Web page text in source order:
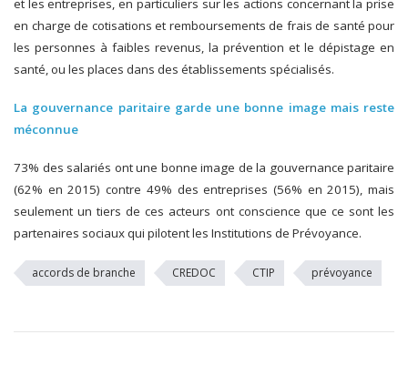
et les entreprises, en particuliers sur les actions concernant la prise
en charge de cotisations et remboursements de frais de santé pour
les personnes à faibles revenus, la prévention et le dépistage en
santé, ou les places dans des établissements spécialisés.
La gouvernance paritaire garde une bonne image mais reste
méconnue
73% des salariés ont une bonne image de la gouvernance paritaire
(62% en 2015) contre 49% des entreprises (56% en 2015), mais
seulement un tiers de ces acteurs ont conscience que ce sont les
partenaires sociaux qui pilotent les Institutions de Prévoyance.
accords de branche CREDOC CTIP prévoyance